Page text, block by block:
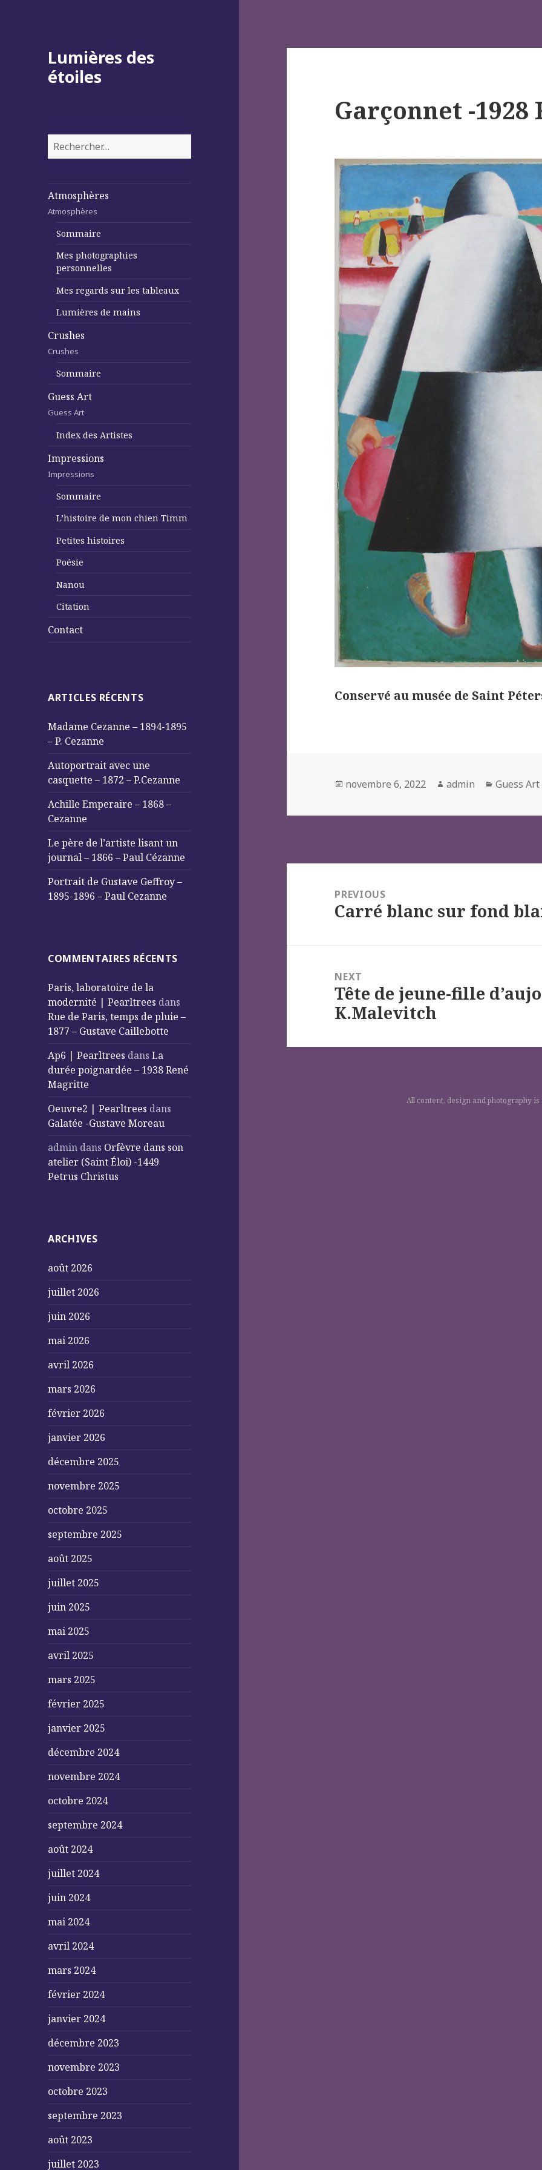
Lumières des
étoiles
Rechercher :
Atmosphères
Atmosphères
Sommaire
Mes photographies
personnelles
Mes regards sur les tableaux
Lumières de mains
Crushes
Crushes
Sommaire
Guess Art
Guess Art
Index des Artistes
Impressions
Impressions
Sommaire
L’histoire de mon chien Timm
Petites histoires
Poésie
Nanou
Citation
Contact
ARTICLES RÉCENTS
Madame Cezanne – 1894-1895
– P. Cezanne
Autoportrait avec une
casquette – 1872 – P.Cezanne
Achille Emperaire – 1868 –
Cezanne
Le père de l’artiste lisant un
journal – 1866 – Paul Cézanne
Portrait de Gustave Geffroy –
1895-1896 – Paul Cezanne
COMMENTAIRES RÉCENTS
Paris, laboratoire de la
modernité | Pearltrees dans
Rue de Paris, temps de pluie –
1877 – Gustave Caillebotte
Ap6 | Pearltrees dansLa
durée poignardée – 1938 René
Magritte
Oeuvre2 | Pearltrees dans
Galatée -Gustave Moreau
admin dans Orfèvre dans son
atelier (Saint Éloi) -1449
Petrus Christus
ARCHIVES
août 2026
juillet 2026
juin 2026
mai 2026
avril 2026
mars 2026
février 2026
janvier 2026
décembre 2025
novembre 2025
octobre 2025
septembre 2025
août 2025
juillet 2025
juin 2025
mai 2025
avril 2025
mars 2025
février 2025
janvier 2025
décembre 2024
novembre 2024
octobre 2024
septembre 2024
août 2024
juillet 2024
juin 2024
mai 2024
avril 2024
mars 2024
février 2024
janvier 2024
décembre 2023
novembre 2023
octobre 2023
septembre 2023
août 2023
juillet 2023
Garçonnet -
Conservé au musée de Saint
Posted
novembre 6, 2022 Author
admin Categories
Guess Art
l’article
PREVIOUS
Previous
Carré blanc sur fond
NEXT
Next
post:
Tête de jeune-fille
K.Malevitch
All content, design and photography